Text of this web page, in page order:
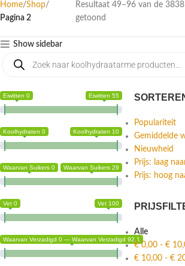
Home Shop
Pagina 2
Resultaat 49–96 van de
getoond
Show sidebar
Eiwitten 0 Eiwitten 55
Koolhydraten 0 Koolhydraten 10
Waarvan Suikers 0 Waarvan Suikers 29
Vet 0 Vet 100
Waarvan Verzadigd 0 — Waarvan Verzadigd 92.1
Populariteit
Gemiddelde
Nieuwheid
Prijs: laag
Prijs: hoog
Alle
€0,00 - €
€ 10,00 - €